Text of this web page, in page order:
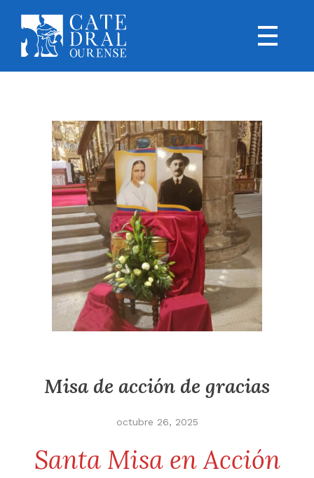
Misa de acción de gracias
octubre 26, 2025
Santa Misa en Acción